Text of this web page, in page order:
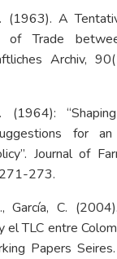
(1963). A
Trade
Archiv,
(1964):
for an
Journal of
273.
García, C.
el TLC entre
Papers